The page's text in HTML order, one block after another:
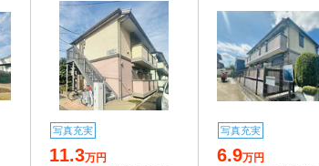
写真充実
11.3万円
写真充実
6.9万円